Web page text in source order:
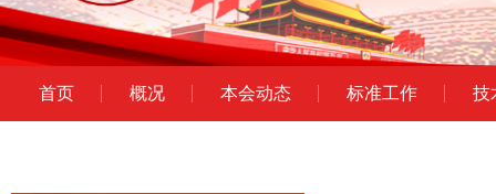
首页 概况 本会动态 标准工作 技